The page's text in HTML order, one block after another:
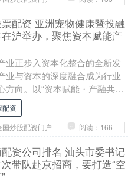
配资 亚洲宠物健康暨投融
沪举办，聚焦资本赋能产
业正步入资本化整合的全新发
业与资本的深度融合成为行业
方向。以“资本赋能・产融共生
投融资新纪元”为主题的2026
配资
国炒股配资门户
阅读：166
资公司排名 汕头市委书记
带队赴京招商，要打造“空